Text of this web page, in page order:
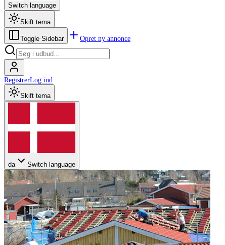
Switch language
Skift tema
Toggle Sidebar Opret ny annonce
RegistrerLog ind
Skift tema
da Switch language